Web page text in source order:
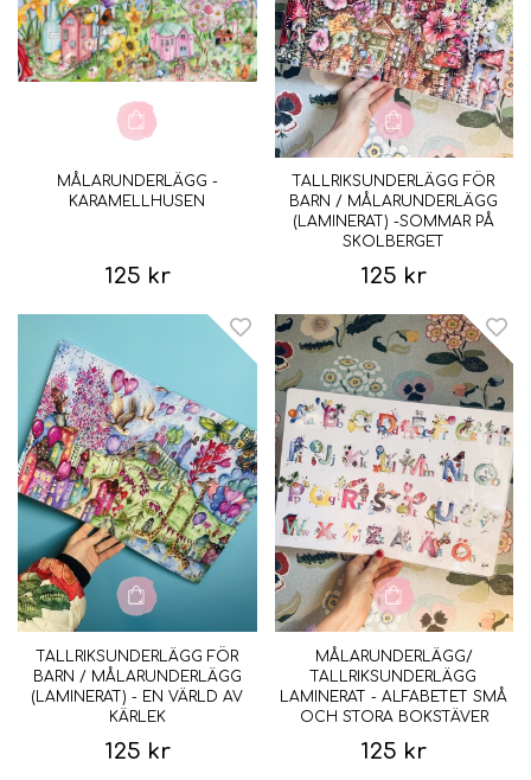
MÅLARUNDERLÄGG -
KARAMELLHUSEN
125 kr
TALLRIKSUNDERLÄGG FÖR
BARN / MÅLARUNDERLÄGG
(LAMINERAT) -SOMMAR PÅ
SKOLBERGET
125 kr
TALLRIKSUNDERLÄGG FÖR
BARN / MÅLARUNDERLÄGG
(LAMINERAT) - EN VÄRLD AV
KÄRLEK
125 kr
MÅLARUNDERLÄGG/
TALLRIKSUNDERLÄGG
LAMINERAT - ALFABETET SMÅ
OCH STORA BOKSTÄVER
125 kr